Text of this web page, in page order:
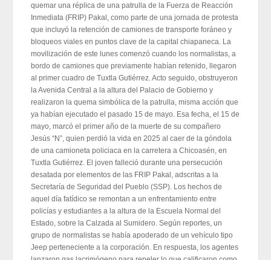
quemar una réplica de una patrulla de la Fuerza de Reacción
Inmediata (FRIP) Pakal, como parte de una jornada de protesta
que incluyó la retención de camiones de transporte foráneo y
bloqueos viales en puntos clave de la capital chiapaneca. La
movilización de este lunes comenzó cuando los normalistas, a
bordo de camiones que previamente habían retenido, llegaron
al primer cuadro de Tuxtla Gutiérrez. Acto seguido, obstruyeron
la Avenida Central a la altura del Palacio de Gobierno y
realizaron la quema simbólica de la patrulla, misma acción que
ya habían ejecutado el pasado 15 de mayo. Esa fecha, el 15 de
mayo, marcó el primer año de la muerte de su compañero
Jesús “N”, quien perdió la vida en 2025 al caer de la góndola
de una camioneta policiaca en la carretera a Chicoasén, en
Tuxtla Gutiérrez. El joven falleció durante una persecución
desatada por elementos de las FRIP Pakal, adscritas a la
Secretaría de Seguridad del Pueblo (SSP). Los hechos de
aquel día fatídico se remontan a un enfrentamiento entre
policías y estudiantes a la altura de la Escuela Normal del
Estado, sobre la Calzada al Sumidero. Según reportes, un
grupo de normalistas se había apoderado de un vehículo tipo
Jeep perteneciente a la corporación. En respuesta, los agentes